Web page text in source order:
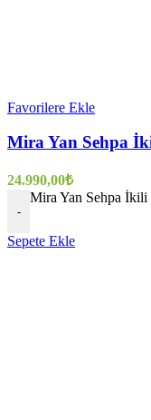
Favorilere Ekle
Mira Yan Sehpa
24.990,00₺
-
Mira Yan Sehpa İkili
Sepete Ekle